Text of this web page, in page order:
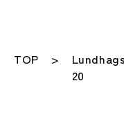
TOP
20